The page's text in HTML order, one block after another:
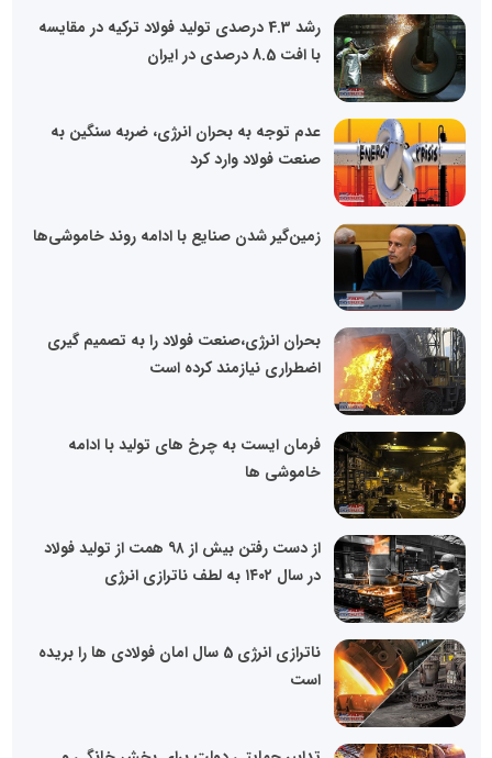
رشد 4.3 درصدی تولید فولاد ترکیه در مقایسه
با افت 8.5 درصدی در ایران
عدم توجه به بحران انرژی، ضربه سنگین به
صنعت فولاد وارد کرد
زمین‌گیر شدن صنایع با ادامه روند خاموشی‌ها
بحران انرژی،صنعت فولاد را به تصمیم گیری
اضطراری نیازمند کرده است
فرمان ایست به چرخ های تولید با ادامه
خاموشی ها
از دست رفتن بیش از ۹۸ همت از تولید فولاد
در سال ۱۴۰۲ به لطف ناترازی انرژی
ناترازی انرژی 5 سال امان فولادی ها را بریده
است